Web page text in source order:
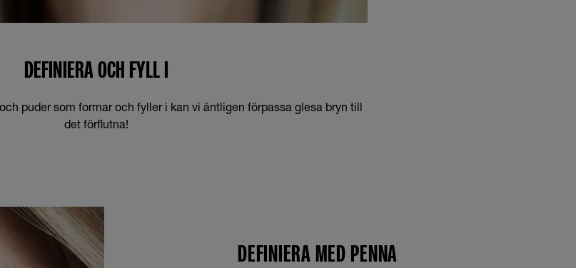
DEFINIERA OCH FYLL I
puder som formar och fyller i kan vi äntligen förpassa glesa bryn till
det förflutna!
DEFINIERA MED PENNA